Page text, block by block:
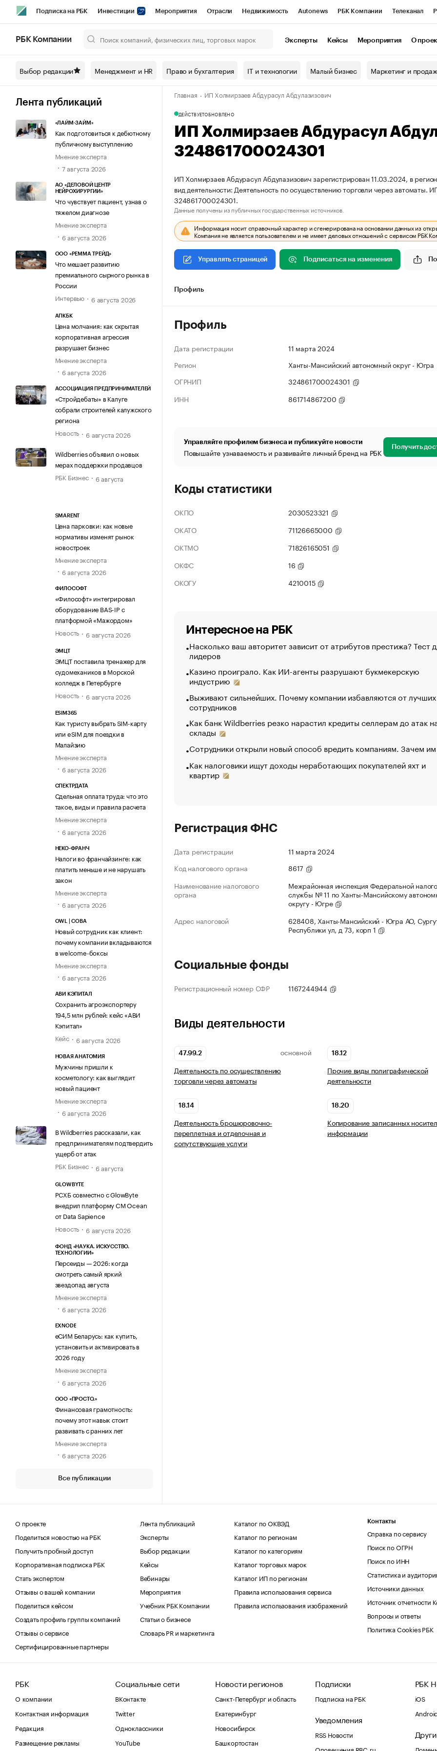
Подписка на РБК Инвестиции Мероприятия Отрасли Недвижимость Autonews РБК Компании Телеканал
Спецпроекты СПб Конференции СПб Спецпроекты Проверка контрагентов
Технологии и медиа Рынок наличной валюты
РБК Компании Эксперты Кейсы Мероприятия О
Выбор редакции Менеджмент и HR Право и бухгалтерия IT и технологии Малый бизнес Маркетинг и
Лента публикаций
«ЛАЙМ-ЗАЙМ»
Как подготовиться к дебютному
публичному выступлению
Мнение эксперта
7 августа 2026
АО «ДЕЛОВОЙ ЦЕНТР
НЕЙРОХИРУРГИИ»
Что чувствует пациент, узнав о
тяжелом диагнозе
Мнение эксперта
6 августа 2026
ООО «РЕММА ТРЕЙД»
Что мешает развитию
премиального сырного рынка в
России
Интервью
6 августа 2026
АПКБК
Цена молчания: как скрытая
корпоративная агрессия
разрушает бизнес
Мнение эксперта
6 августа 2026
АССОЦИАЦИЯ ПРЕДПРИНИМАТЕЛЕЙ
«Стройдебаты» в Калуге
собрали строителей калужского
региона
Новость
6 августа 2026
Wildberries объявил о новых
мерах поддержки продавцов
РБК Бизнес
6 августа
SMARENT
Цена парковки: как новые
нормативы изменят рынок
новостроек
Мнение эксперта
6 августа 2026
ФИЛОСОФТ
«Философт» интегрировал
оборудование BAS-IP с
платформой «Мажордом»
Новость
6 августа 2026
ЭМЦТ
ЭМЦТ поставила тренажер для
судомехаников в Морской
колледж в Петербурге
Новость
6 августа 2026
ESIM365
Как туристу выбрать SIM-карту
или eSIM для поездки в
Малайзию
Мнение эксперта
6 августа 2026
СПЕКТРДАТА
Сдельная оплата труда: что это
такое, виды и правила расчета
Мнение эксперта
6 августа 2026
НЕКО-ФРАНЧ
Налоги во франчайзинге: как
платить меньше и не нарушать
закон
Мнение эксперта
6 августа 2026
OWL | СОВА
Новый сотрудник как клиент:
почему компании вкладываются
в welcome-боксы
Мнение эксперта
6 августа 2026
АВИ КЭПИТАЛ
Сохранить агроэкспортеру
194,5 млн рублей: кейс «АВИ
Кэпитал»
Кейс
6 августа 2026
НОВАЯ АНАТОМИЯ
Мужчины пришли к
косметологу: как выглядит
новый пациент
Мнение эксперта
6 августа 2026
В Wildberries рассказали, как
предпринимателям подтвердить
ущерб от атак
РБК Бизнес
6 августа
GLOWBYTE
РСХБ совместно с GlowByte
внедрил платформу CM Ocean
от Data Sapience
Новость
6 августа 2026
ФОНД «НАУКА. ИСКУССТВО.
ТЕХНОЛОГИИ»
Персеиды — 2026: когда
смотреть самый яркий
звездопад августа
Мнение эксперта
6 августа 2026
EXNODE
еСИМ Беларусь: как купить,
установить и активировать в
2026 году
Мнение эксперта
6 августа 2026
ООО «ПРОСТО.»
Финансовая грамотность:
почему этот навык стоит
развивать с ранних лет
Мнение эксперта
6 августа 2026
Все публикации
Главная ИП Холмирзаев Абдурасул Абдулазизович
ДЕЙСТВУЕТОБНОВЛЕНО
ИП Холмирзаев Абдурасул
324861700024301
ИП Холмирзаев Абдурасул Абдулазизович зарегистрирован 11.03.2024, в
вид деятельности: Деятельность по осуществлению торговли через
324861700024301.
Данные получены из публичных государственных источников.
Информация носит справочный характер и сгенерирована на основании данных из
Компания не является пользователем и не имеет деловых отношений с сервисом РБК
Управлять страницей Подписаться на изменения
Профиль
Профиль
Дата регистрации
11 марта 2024
Регион
Ханты-Мансийский автономный округ - Югра
ОГРНИП
324861700024301
ИНН
861714867200
Управляйте профилем бизнеса и публикуйте новости
Повышайте узнаваемость и развивайте личный бренд на РБК Получить
Коды статистики
ОКПО
2030523321
ОКАТО
71126665000
ОКТМО
71826165051
ОКФС
16
ОКОГУ
4210015
Интересное на РБК
Насколько ваш авторитет зависит от атрибутов престижа? Тест
лидеров
Казино проиграло. Как ИИ-агенты разрушают букмекерскую
индустрию
Выживают сильнейших. Почему компании избавляются от лучших
сотрудников
Как банк Wildberries резко нарастил кредиты селлерам до атак
склады
Сотрудники открыли новый способ вредить компаниям. Зачем
Как налоговики ищут доходы неработающих покупателей яхт и
квартир
Регистрация ФНС
Дата регистрации
11 марта 2024
Код налогового органа
8617
Наименование налогового
органа
Межрайонная инспекция Федеральной
службы № 11 по Ханты-Мансийскому
округу - Югре
Адрес налоговой
628408, Ханты-Мансийский - Югра АО,
Республики ул, д 73, корп 1
Социальные фонды
Регистрационный номер СФР 1167244944
Виды деятельности
47.99.2 ОСНОВНОЙ
Деятельность по осуществлению
торговли через автоматы
18.12
Прочие виды полиграфической
деятельности
18.14
Деятельность брошюровочно-
переплетная и отделочная и
сопутствующие услуги
18.20
Копирование записанных
информации
О проекте
Поделиться новостью на РБК
Получить пробный доступ
Корпоративная подписка РБК
Стать экспертом
Отзывы о вашей компании
Поделиться кейсом
Создать профиль группы компаний
Отзывы о сервисе
Сертифицированные партнеры
Лента публикаций
Эксперты
Выбор редакции
Кейсы
Вебинары
Мероприятия
Учебник РБК Компании
Статьи о бизнесе
Словарь PR и маркетинга
Каталог по ОКВЭД
Каталог по регионам
Каталог по категориям
Каталог торговых марок
Каталог ИП по регионам
Правила использования сервиса
Правила использования изображений
Контакты
Справка по сервису
Поиск по ОГРН
Поиск по ИНН
Статистика и
Источники данных
Источник отчетности
Вопросы и ответы
Политика Cookies РБК
РБК
О компании
Контактная информация
Редакция
Размещение рекламы
Социальные сети
ВКонтакте
Twitter
Одноклассники
YouTube
Новости регионов
Санкт-Петербург и область
Екатеринбург
Новосибирск
Башкортостан
Подписки
Подписка на РБК
Уведомления
RSS Новости
Оповещения RBC.ru
РБК
iOS